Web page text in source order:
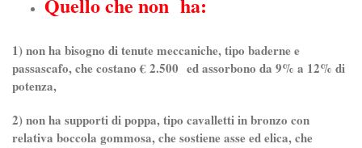
1) non ha bisogno di tenute meccaniche, tipo baderne e
passascafo, che costano € 2.500 ed assorbono da 9% a 12% di
potenza,
2) non ha supporti di poppa, tipo cavalletti in bronzo con
relativa boccola gommosa, che sostiene asse ed elica, che